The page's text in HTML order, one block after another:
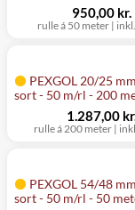
rulle á 50 meter|
950,00 kr.
PEXGOL 20/25
sort - 50 m/rl - 200
rulle á 200 meter |
1.287,00
PEXGOL 54/48
sort - 50 m/rl - 50